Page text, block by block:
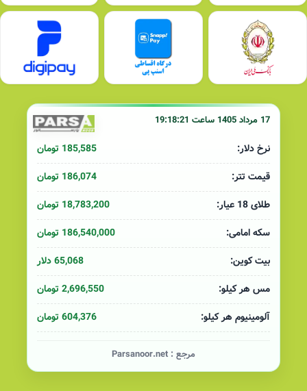
17 مرداد 1405 ساعت 19:18:21
نرخ دلار:
185,585 تومان
قیمت تتر:
186,074 تومان
طلای 18 عیار:
18,783,200 تومان
سکه امامی:
186,540,000 تومان
بیت کوین:
65,068 دلار
مس هر کیلو:
2,696,550 تومان
آلومینیوم هر کیلو:
604,376 تومان
مرجع : Parsanoor.net